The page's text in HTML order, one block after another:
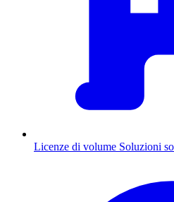
Licenze di volume Soluzioni